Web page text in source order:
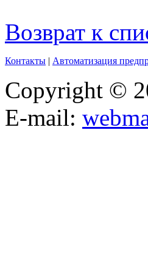
Возврат к
Контакты | Автоматизация
Copyright ©
E-mail: